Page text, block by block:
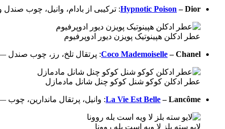
Hypnotic Poison – Dior : ترکیبی از بادام، وانیل، چوب
عطر ادکلن هپینوتیک پویزن دیور ادوپرفیوم
Coco Mademoiselle– Chanel : پرتقال تلخ، رز، چوب
عطر ادکلن کوکو شنل کوکو چنل شانل مادمازل
La Vie Est Belle– Lancôme : وانیل، پرتقال ماندارین،
لایو سته بلز لا ویه است بله روونا